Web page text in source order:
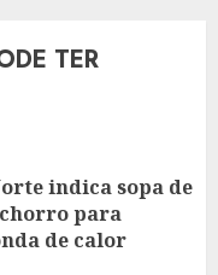
TER
indica sopa de
para
de calor